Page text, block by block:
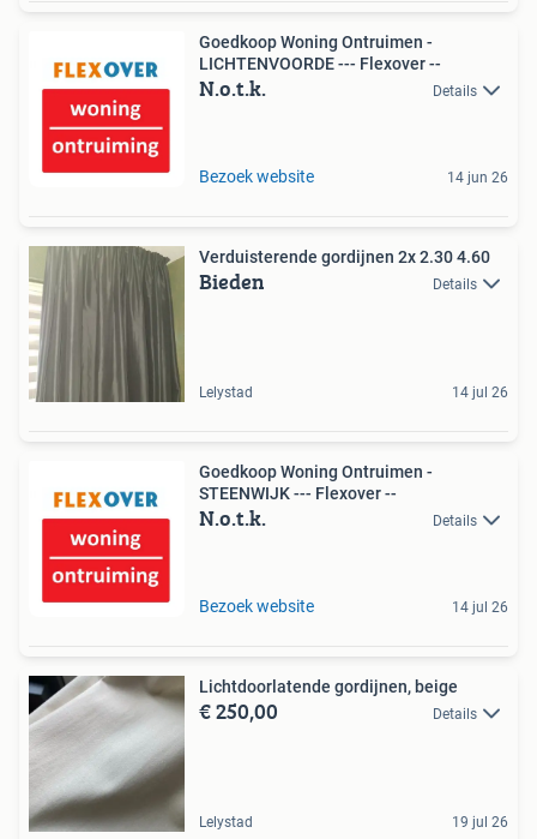
Goedkoop Woning Ontruimen -
LICHTENVOORDE --- Flexover --
N.o.t.k. Details
Bezoek website 14 jun 26
Verduisterende gordijnen 2x 2.30 4.60
Bieden Details
Lelystad 14 jul 26
Goedkoop Woning Ontruimen -
STEENWIJK --- Flexover --
N.o.t.k. Details
Bezoek website 14 jul 26
Lichtdoorlatende gordijnen, beige
€ 250,00 Details
Lelystad 19 jul 26